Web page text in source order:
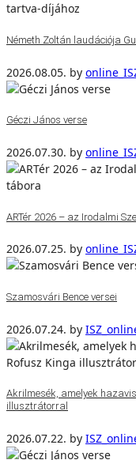
Németh Zoltán laudációja
2026.08.05. by
Géczi János verse
2026.07.30. by
ARTér 2026 – az Irodalmi
2026.07.25. by
Szamosvári Bence versei
2026.07.24. by
Akrilmesék, amelyek
illusztrátorral
2026.07.22. by